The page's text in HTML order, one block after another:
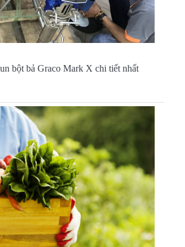
bột bả Graco Mark X chi tiết nhất